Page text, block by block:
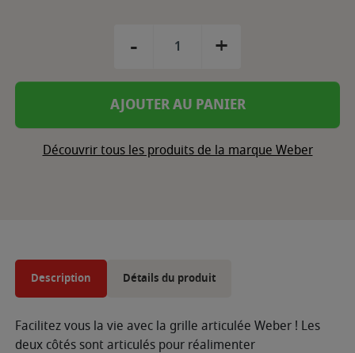
- +
AJOUTER AU PANIER
Découvrir tous les produits de la marque Weber
Description Détails du produit
Facilitez vous la vie avec la grille articulée Weber ! Les
deux côtés sont articulés pour réalimenter